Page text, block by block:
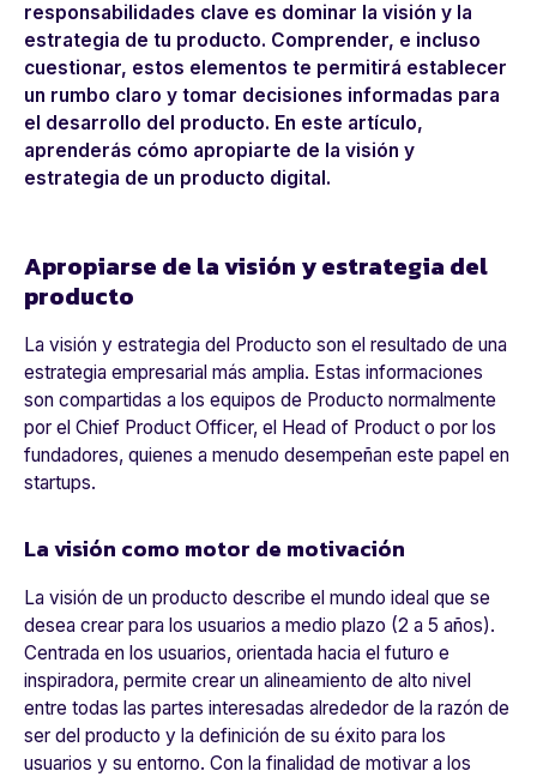
responsabilidades clave es dominar la visión y la
estrategia de tu producto. Comprender, e incluso
cuestionar, estos elementos te permitirá establecer
un rumbo claro y tomar decisiones informadas para
el desarrollo del producto. En este artículo,
aprenderás cómo apropiarte de la visión y
estrategia de un producto digital.
Apropiarse de la visión y estrategia del
producto
La visión y estrategia del Producto son el resultado de una
estrategia empresarial más amplia. Estas informaciones
son compartidas a los equipos de Producto normalmente
por el Chief Product Officer, el Head of Product o por los
fundadores, quienes a menudo desempeñan este papel en
startups.
La visión como motor de motivación
La visión de un producto describe el mundo ideal que se
desea crear para los usuarios a medio plazo (2 a 5 años).
Centrada en los usuarios, orientada hacia el futuro e
inspiradora, permite crear un alineamiento de alto nivel
entre todas las partes interesadas alrededor de la razón de
ser del producto y la definición de su éxito para los
usuarios y su entorno. Con la finalidad de motivar a los